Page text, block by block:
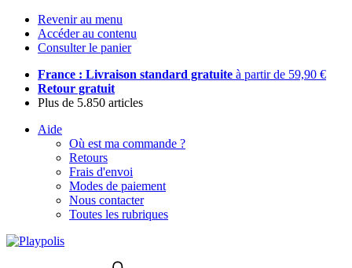
Revenir au menu
Accéder au contenu
Consulter le panier
France : Livraison standard gratuite à partir de 59,90 €
Retour gratuit
Plus de 5.850 articles
Aide
Où est ma commande ?
Retours
Frais d'envoi
Modes de paiement
Nous contacter
Toutes les rubriques